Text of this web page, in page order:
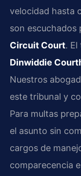
velocidad hasta
son escuchados
Circuit Court. El
Dinwiddie
Nuestros
este tribunal y
Para multas
el asunto sin
cargos de
comparecencia